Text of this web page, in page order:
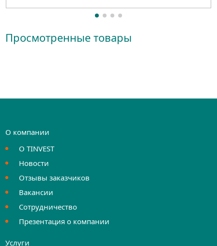
Просмотренные товары
О компании
О TINVEST
Новости
Отзывы заказчиков
Вакансии
Сотрудничество
Презентация о компании
Услуги